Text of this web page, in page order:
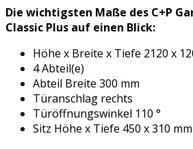
Die wichtigsten Maße des C+P
Classic Plus auf einen Blick:
Höhe x Breite x Tiefe 2120 x
4 Abteil(e)
Abteil Breite 300 mm
Türanschlag rechts
Türöffnungswinkel 110 °
Sitz Höhe x Tiefe 450 x 310 mm